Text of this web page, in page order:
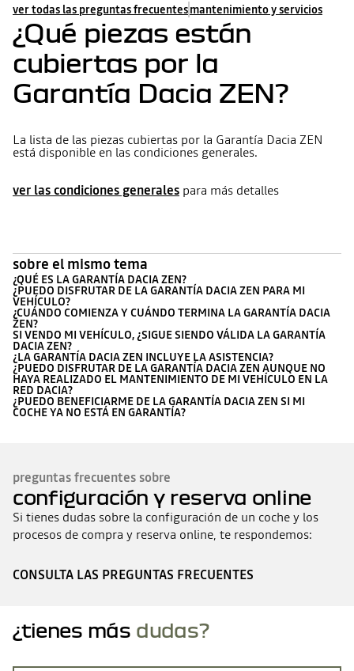
ver todas las preguntas frecuentesmantenimiento y servicios
¿Qué piezas están
cubiertas por la
Garantía Dacia ZEN?
La lista de las piezas cubiertas por la Garantía Dacia ZEN
está disponible en las condiciones generales.
ver las condiciones generales para más detalles
sobre el mismo tema
¿QUÉ ES LA GARANTÍA DACIA ZEN?
¿PUEDO DISFRUTAR DE LA GARANTÍA DACIA ZEN PARA MI
VEHÍCULO?
¿CUÁNDO COMIENZA Y CUÁNDO TERMINA LA GARANTÍA DACIA
ZEN?
SI VENDO MI VEHÍCULO, ¿SIGUE SIENDO VÁLIDA LA GARANTÍA
DACIA ZEN?
¿LA GARANTÍA DACIA ZEN INCLUYE LA ASISTENCIA?
¿PUEDO DISFRUTAR DE LA GARANTÍA DACIA ZEN AUNQUE NO
HAYA REALIZADO EL MANTENIMIENTO DE MI VEHÍCULO EN LA
RED DACIA?
¿PUEDO BENEFICIARME DE LA GARANTÍA DACIA ZEN SI MI
COCHE YA NO ESTÁ EN GARANTÍA?
preguntas frecuentes sobre
configuración y reserva online
Si tienes dudas sobre la configuración de un coche y los
procesos de compra y reserva online, te respondemos:
CONSULTA LAS PREGUNTAS FRECUENTES
¿tienes más dudas?